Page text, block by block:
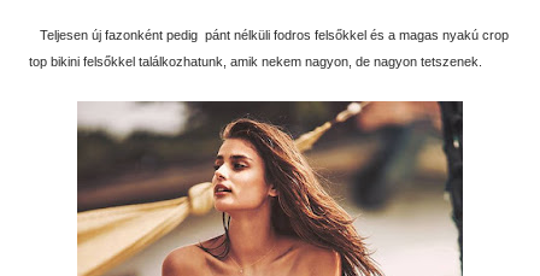
Teljesen új fazonként pedig pánt nélküli fodros felsőkkel és a magas nyakú crop
top bikini felsőkkel találkozhatunk, amik nekem nagyon, de nagyon tetszenek.